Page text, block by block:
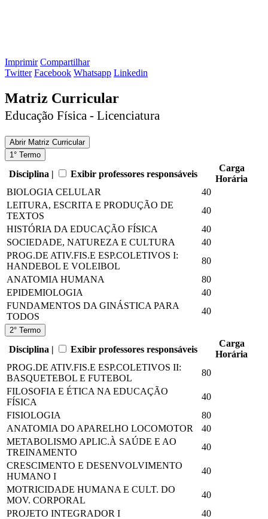
Imprimir Compartilhar
Twitter Facebook Whatsapp Linkedin
Matriz Curricular
Educação Física - Licenciatura
AbrirMatriz Curricular
1° Termo
Disciplina | Exibir professores responsáveis
Carga
Horária
BIOLOGIA CELULAR
40
LEITURA, ESCRITA E PRODUÇÃO DE
TEXTOS
40
HISTÓRIA DA EDUCAÇÃO FÍSICA
40
SOCIEDADE, NATUREZA E CULTURA
40
PROG.DE ATIV.FIS.E ESP.COLETIVOS I:
HANDEBOL E VOLEIBOL
80
ANATOMIA HUMANA
80
EPIDEMIOLOGIA
40
FUNDAMENTOS DA GINÁSTICA PARA
TODOS
40
2° Termo
Disciplina | Exibir professores responsáveis
Carga
Horária
PROG.DE ATIV.FIS.E ESP.COLETIVOS II:
BASQUETEBOL E FUTEBOL
80
FILOSOFIA E ÉTICA NA EDUCAÇÃO
FÍSICA
40
FISIOLOGIA
80
ANATOMIA DO APARELHO LOCOMOTOR
40
METABOLISMO APLIC.À SAÚDE E AO
TREINAMENTO
40
CRESCIMENTO E DESENVOLVIMENTO
HUMANO I
40
MOTRICIDADE HUMANA E CULT. DO
MOV. CORPORAL
40
PROJETO INTEGRADOR I
40